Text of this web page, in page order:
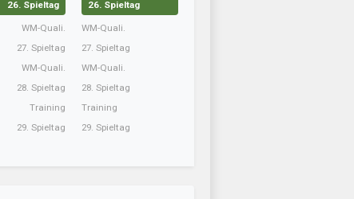
26. Spieltag
WM-Quali.
27. Spieltag
WM-Quali.
28. Spieltag
Training
29. Spieltag
26. Spieltag
WM-Quali.
27. Spieltag
WM-Quali.
28. Spieltag
Training
29. Spieltag